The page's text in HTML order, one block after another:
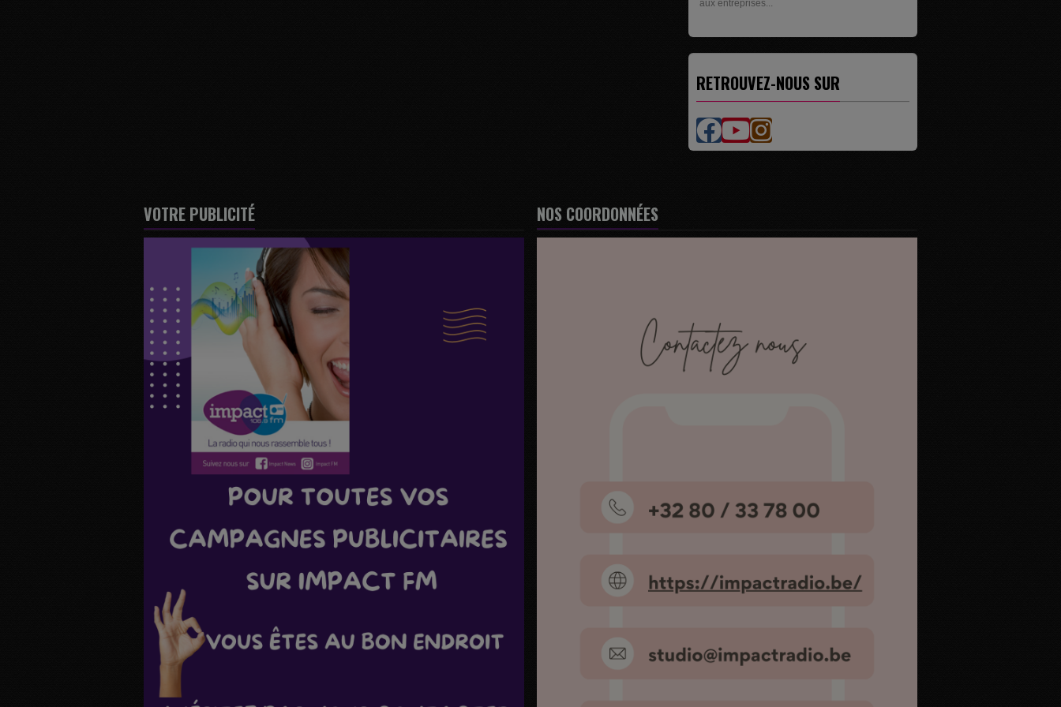
présente les livres de...
RETROUVEZ-NOUS SUR
VOTRE PUBLICITÉ NOS COORDONNÉES